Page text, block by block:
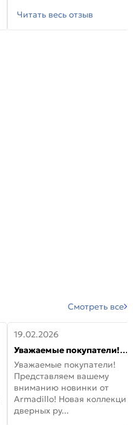
Читать весь отзыв
Смотреть все
19.02.2026
Уважаемые покупатели!
Представляем вашему
вниманию новинки от
Armadillo!
Уважаемые покупатели!
Представляем вашему
вниманию новинки от
Armadillo! Новая коллекция
дверных ру...